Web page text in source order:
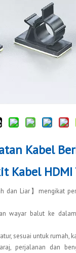
Kabel
Kabel HDMI
dan Liar】mengikat
wayar balut ke
sesuai untuk rumah,
perjalanan dan